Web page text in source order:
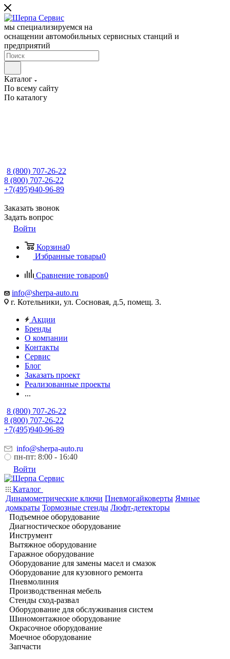
мы специализируемся на
оснащении автомобильных сервисных станций и
предприятий
Каталог
По всему сайту
По каталогу
8 (800) 707-26-22
8 (800) 707-26-22
+7(495)940-96-89
Заказать звонок
Задать вопрос
Войти
Корзина0
Избранные товары0
Сравнение товаров0
info@sherpa-auto.ru
г. Котельники, ул. Сосновая, д.5, помещ. 3.
Акции
Бренды
О компании
Контакты
Сервис
Блог
Заказать проект
Реализованные проекты
...
8 (800) 707-26-22
8 (800) 707-26-22
+7(495)940-96-89
info@sherpa-auto.ru
пн-пт: 8:00 - 16:40
Войти
Каталог
Динамометрические ключи Пневмогайковерты Ямные
домкраты Тормозные стенды Люфт-детекторы
Подъемное оборудование
Диагностическое оборудование
Инструмент
Вытяжное оборудование
Гаражное оборудование
Оборудование для замены масел и смазок
Оборудование для кузовного ремонта
Пневмолиния
Производственная мебель
Стенды сход-развал
Оборудование для обслуживания систем
Шиномонтажное оборудование
Окрасочное оборудование
Моечное оборудование
Запчасти